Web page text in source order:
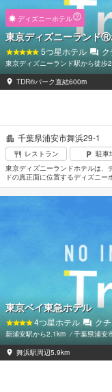
千葉県浦安市舞浜29-1
レストラン
駐車
東京ディズニーランドホテルは、
ドの真正面に位置するディズニ
みと同じヴィクトリア朝様式の豪
れファンタジーな世界観が広がり
ーリゾートライン（東京ディズ
ディズニーホテル
東京ディズニーランド
5つ星ホテル
東京ディズニーランド駅から徒歩
TDR®パーク直結600m
東京ベイ東急ホテル
4つ星ホテル ク
新浦安駅から2.1km ⁄千葉県浦安
舞浜駅周辺5.9km